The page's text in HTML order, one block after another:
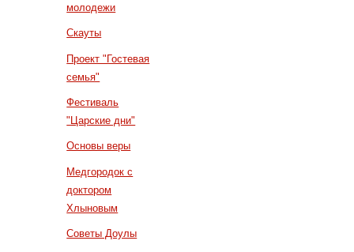
молодежи
Скауты
Проект "Гостевая
семья"
Фестиваль
"Царские дни"
Основы веры
Медгородок с
доктором
Хлыновым
Советы Доулы